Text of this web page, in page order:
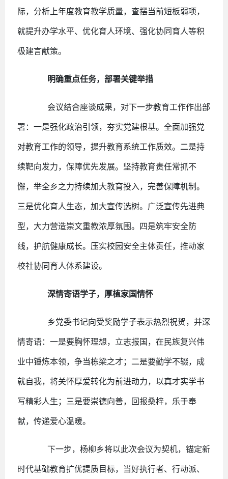
际，分析上年度教育教学质量，查摆当前短板弱项，
就提升办学水平、优化育人环境、强化协同育人等积
极建言献策。
明确重点任务，部署关键举措
会议结合座谈成果，对下一步教育工作作出部
署：一是强化政治引领，夯实党建根基。全面加强党
对教育工作的领导，提升教育系统工作质效。二是持
续靶向发力，保障优先发展。坚持教育责任常抓不
懈，举全乡之力持续加大教育投入，完善保障机制。
三是优化育人生态，加大宣传选树。广泛宣传先进典
型，大力营造崇文重教浓厚氛围。四是筑牢安全防
线，护航健康成长。压实校园安全主体责任，推动家
校社协同育人体系建设。
深情寄语学子，厚植家国情怀
乡党委书记向受奖励学子表示热烈祝贺，并深
情寄语：一是要胸怀理想，立志报国，在民族复兴伟
业中锤炼本领，争当栋梁之才；二是要勤学不辍，成
就自我，将关怀厚爱转化为前进动力，以真才实学书
写精彩人生；三是要崇德向善，回报桑梓，乐于奉
献，传递爱心温暖。
下一步，杨柳乡将以此次会议为契机，锚定新
时代基础教育扩优提质目标，当好执行者、行动派、